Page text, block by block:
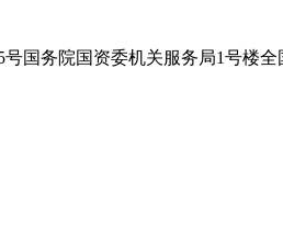
国务院国资委机关服务局1号楼